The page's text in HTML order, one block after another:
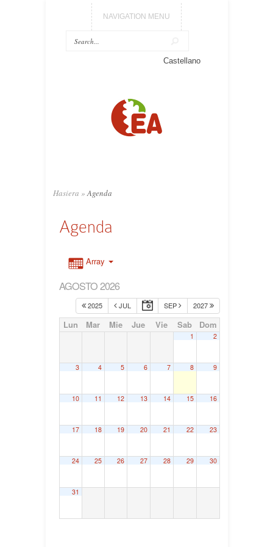
NAVIGATION MENU
Castellano
Hasiera » Agenda
Agenda
Array
AGOSTO 2026
2025 JUL SEP 2027
Lun Mar Mie Jue Vie Sab Dom
1 2
3 4 5 6 7 8 9
10 11 12 13 14 15 16
17 18 19 20 21 22 23
24 25 26 27 28 29 30
31